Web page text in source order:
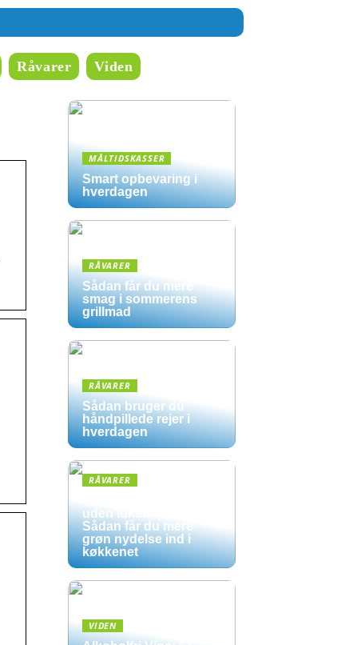
Råvarer Viden
MÅLTIDSKASSER
Smart opbevaring i
hverdagen
RÅVARER
Sådan får du mere
smag i sommerens
grillmad
RÅVARER
Sådan bruger du
håndpillede rejer i
hverdagen
RÅVARER
uden luksuspriser:
Sådan får du mere
grøn nydelse ind i
køkkenet
VIDEN